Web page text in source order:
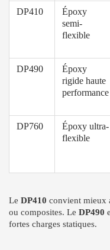
DP410
Époxy
semi-
flexible
DP490
Époxy
rigide haute
performance
DP760
Époxy ultra-
flexible
Le DP410 convient mieux
ou composites. Le DP490
fortes charges statiques.